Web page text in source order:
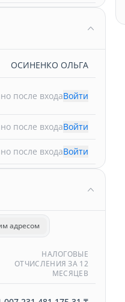
ОСИНЕНКО ОЛЬГА
после входаВойти
после входаВойти
после входаВойти
адресом
НАЛОГОВЫЕ
ОТЧИСЛЕНИЯ ЗА 12
МЕСЯЦЕВ